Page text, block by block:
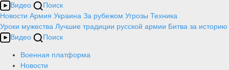
Видео
Поиск
Новости Армия Украина За рубежом Угрозы Техника
Уроки мужества Лучшие традиции русской армии Битва за историю
Видео
Поиск
Военная платформа
Новости